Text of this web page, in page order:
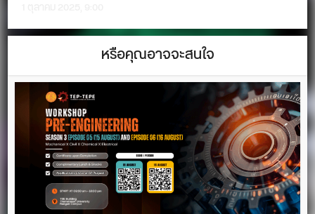
หรือคุณอาจจะสนใจ